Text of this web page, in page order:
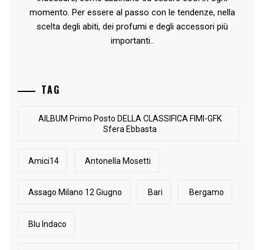
momento. Per essere al passo con le tendenze, nella
scelta degli abiti, dei profumi e degli accessori più
importanti..
TAG
AlLBUM Primo Posto DELLA CLASSIFICA FIMI-GFK
Sfera Ebbasta
Amici14 Antonella Mosetti
Assago Milano 12 Giugno Bari Bergamo
Blu Indaco